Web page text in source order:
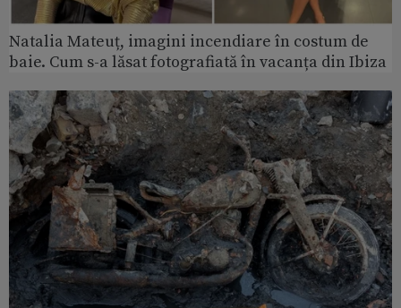
Natalia Mateuț, imagini incendiare în costum de
baie. Cum s-a lăsat fotografiată în vacanța din Ibiza